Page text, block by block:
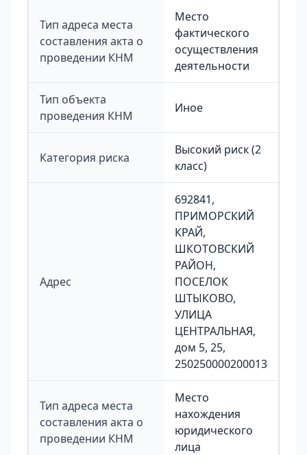
Тип адреса места
составления акта о
проведении КНМ
Место
фактического
осуществления
деятельности
Тип объекта
проведения КНМ
Иное
Категория риска
Высокий риск (2
класс)
Адрес
692841,
ПРИМОРСКИЙ
КРАЙ,
ШКОТОВСКИЙ
РАЙОН,
ПОСЕЛОК
ШТЫКОВО,
УЛИЦА
ЦЕНТРАЛЬНАЯ,
дом 5, 25,
250250000200013
Тип адреса места
составления акта о
проведении КНМ
Место
нахождения
юридического
лица